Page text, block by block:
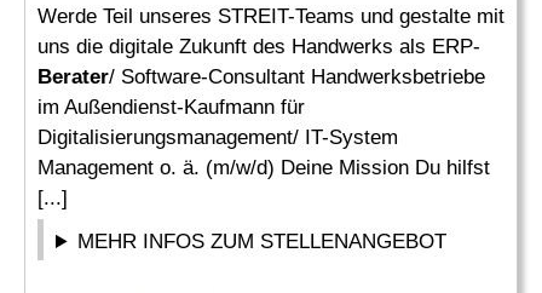
Werde Teil unseres STREIT-Teams und gestalte mit
uns die digitale Zukunft des Handwerks als ERP-
Berater/ Software-Consultant Handwerksbetriebe
im Außendienst-Kaufmann für
Digitalisierungsmanagement/ IT-System
Management o. ä. (m/w/d) Deine Mission Du hilfst
[...]
MEHR INFOS ZUM STELLENANGEBOT